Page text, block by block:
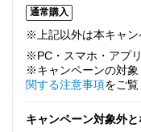
通常購入
※上記以外は本キャン
※PC・スマホ・アプ
※キャンペーンの対象
関する注意事項をご覧
キャンペーン対象外